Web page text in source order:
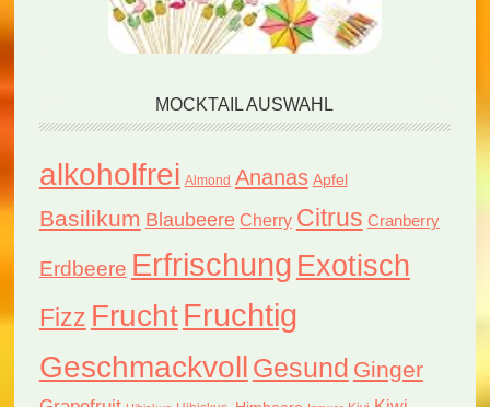
MOCKTAIL AUSWAHL
alkoholfrei Almond Ananas Apfel
Basilikum Blaubeere Cherry Citrus Cranberry
Erdbeere Erfrischung Exotisch
Fizz FruchtFruchtig
Geschmackvoll Gesund Ginger